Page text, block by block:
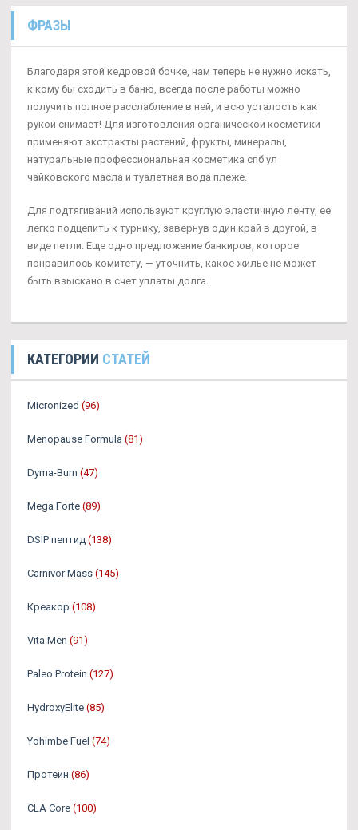
ФРАЗЫ
Благодаря этой кедровой бочке, нам теперь не нужно искать,
к кому бы сходить в баню, всегда после работы можно
получить полное расслабление в ней, и всю усталость как
рукой снимает! Для изготовления органической косметики
применяют экстракты растений, фрукты, минералы,
натуральные профессиональная косметика спб ул
чайковского масла и туалетная вода плеже.
Для подтягиваний используют круглую эластичную ленту, ее
легко подцепить к турнику, завернув один край в другой, в
виде петли. Еще одно предложение банкиров, которое
понравилось комитету, — уточнить, какое жилье не может
быть взыскано в счет уплаты долга.
КАТЕГОРИИ СТАТЕЙ
Micronized (96)
Menopause Formula (81)
Dyma-Burn (47)
Mega Forte (89)
DSIP пептид (138)
Carnivor Mass (145)
Креакор (108)
Vita Men (91)
Paleo Protein (127)
HydroxyElite (85)
Yohimbe Fuel (74)
Протеин (86)
CLA Core (100)